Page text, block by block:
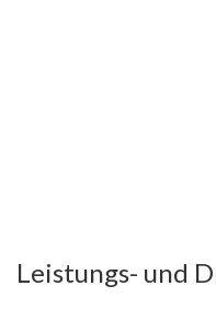
Leistungs- und